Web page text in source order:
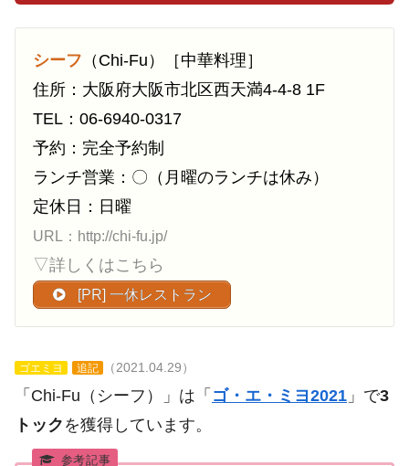
シーフ （Chi-Fu）［中華料理］
住所：大阪府大阪市北区西天満4-4-8 1F
TEL：06-6940-0317
予約：完全予約制
ランチ営業：〇（月曜のランチは休み）
定休日：日曜
URL：http://chi-fu.jp/
▽詳しくはこちら
[PR] 一休レストラン
ゴエミヨ 追記 （2021.04.29）
「Chi-Fu（シーフ）」は「 ゴ・エ・ミヨ2021 」で3
トック を獲得しています。